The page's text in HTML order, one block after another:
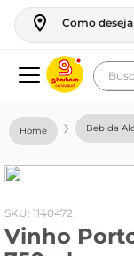
Como
Bebida
: 1140472
Vinho
geladeira
fogao
café